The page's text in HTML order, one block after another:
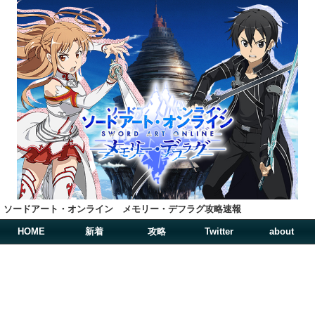
ソードアート・オンライン メモリー・デフラグ攻略速報
HOME 新着 攻略 Twitter about